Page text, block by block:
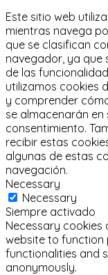
Este sitio web
mientras navega
que se clasifican
navegador, ya que
de las
utilizamos cookies
y comprender
se almacenarán
consentimiento.
recibir estas
algunas de estas
navegación.
Necessary
Necessary
Siempre activado
Necessary cookies
website to function
functionalities and
anonymously.